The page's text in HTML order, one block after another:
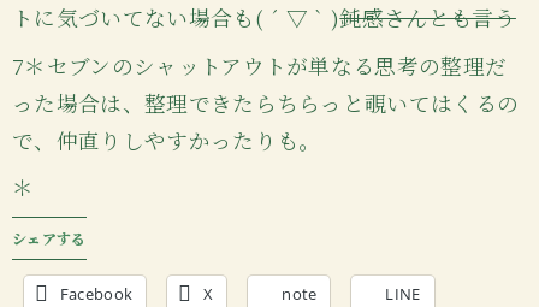
トに気づいてない場合も( ´ ▽ ` )鈍感さんとも言う
7＊セブンのシャットアウトが単なる思考の整理だ
った場合は、整理できたらちらっと覗いてはくるの
で、仲直りしやすかったりも。
＊
シェアする
Facebook X note LINE